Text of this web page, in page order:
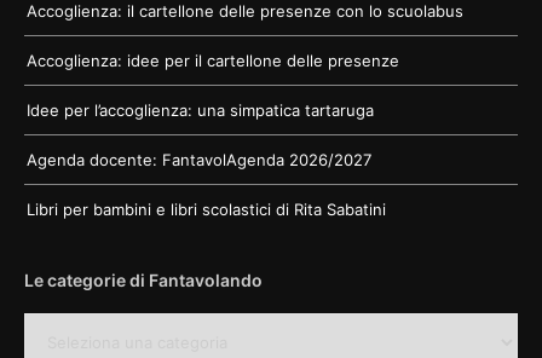
Accoglienza: il cartellone delle presenze con lo scuolabus
Accoglienza: idee per il cartellone delle presenze
Idee per l’accoglienza: una simpatica tartaruga
Agenda docente: FantavolAgenda 2026/2027
Libri per bambini e libri scolastici di Rita Sabatini
Le categorie di Fantavolando